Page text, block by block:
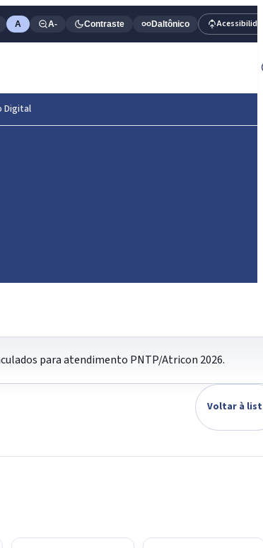
A A- Contraste Daltônico
Digital
para atendimento PNTP/Atricon 2026.
Voltar à